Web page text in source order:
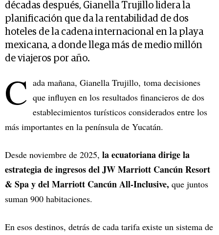
décadas después, Gianella Trujillo lidera la
planificación que da la rentabilidad de dos
hoteles de la cadena internacional en la playa
mexicana, a donde llega más de medio millón
de viajeros por año.
C ada mañana, Gianella Trujillo, toma decisiones
que influyen en los resultados financieros de dos
establecimientos turísticos considerados entre los
más importantes en la península de Yucatán.
Desde noviembre de 2025, la ecuatoriana dirige la
estrategia de ingresos del JW Marriott Cancún Resort
& Spa y del Marriott Cancún All-Inclusive, que juntos
suman 900 habitaciones.
En esos destinos, detrás de cada tarifa existe un sistema de